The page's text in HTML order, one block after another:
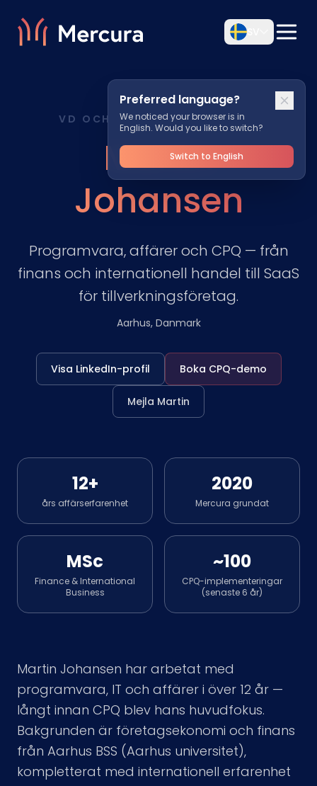
Preferred language?
We noticed your browser is in
English. Would you like to switch?
Switch to English
VD OCH GRUNDARE, MERCURA
Martin
Johansen
Programvara, affärer och CPQ — från
finans och internationell handel till SaaS
för tillverkningsföretag.
Aarhus, Danmark
Visa LinkedIn-profil Boka CPQ-demo
Mejla Martin
12+
års affärserfarenhet
2020
Mercura grundat
MSc
Finance & International
Business
~100
CPQ-implementeringar
(senaste 6 år)
Martin Johansen har arbetat med
programvara, IT och affärer i över 12 år —
långt innan CPQ blev hans huvudfokus.
Bakgrunden är företagsekonomi och finans
från Aarhus BSS (Aarhus universitet),
kompletterat med internationell erfarenhet